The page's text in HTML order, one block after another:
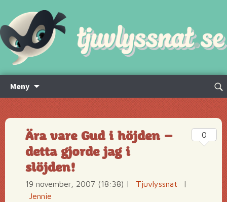
Meny
innehåll
Sök
Ära vare Gud i höjden –
detta gjorde jag i
slöjden!
19 november, 2007 (18:38) | Tjuvlyssnat
|
Jennie
0